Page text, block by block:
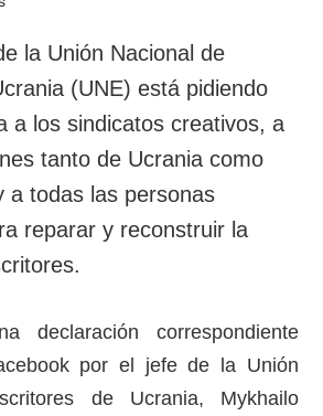
privacidad y
protección de
datos personales
Suscripción
Banco de
imágenes
la Unión Nacional de
(UNE) está pidiendo
a los sindicatos creativos, a
tanto de Ucrania como
a todas las personas
reparar y reconstruir la
declaración correspondiente
por el jefe de la Unión
de Ucrania, Mykhailo